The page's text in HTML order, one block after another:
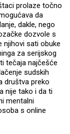
prolaze točno
da
dakle, nego
dozvole s
njihovi sati obuke
za serijskog
tečaja najčešće
sudskih
društva preko
nije tako i da ti
mentalni
s online